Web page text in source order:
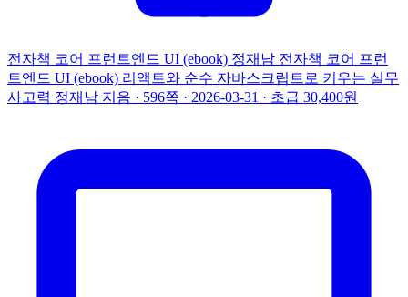
전자책 코어 프런트엔드 UI (ebook) 정재남 전자책 코어 프런
트엔드 UI (ebook) 리액트와 순수 자바스크립트로 키우는 실무
사고력 정재남 지음 · 596쪽 · 2026-03-31 · 초급 30,400원